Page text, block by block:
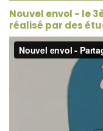
Nouvel envol - le
réalisé par des